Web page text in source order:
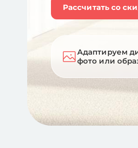
Рассчитать со
Адаптируем
фото или